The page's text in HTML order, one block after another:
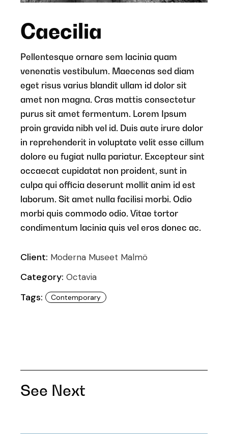
Caecilia
Pellentesque ornare sem lacinia quam
venenatis vestibulum. Maecenas sed diam
eget risus varius blandit ullam id dolor sit
amet non magna. Cras mattis consectetur
purus sit amet fermentum. Lorem Ipsum
proin gravida nibh vel id. Duis aute irure dolor
in reprehenderit in voluptate velit esse cillum
dolore eu fugiat nulla pariatur. Excepteur sint
occaecat cupidatat non proident, sunt in
culpa qui officia deserunt mollit anim id est
laborum. Sit amet nulla facilisi morbi. Odio
morbi quis commodo odio. Vitae tortor
condimentum lacinia quis vel eros donec ac.
Client: Moderna Museet Malmö
Category: Octavia
Tags: Contemporary
See Next